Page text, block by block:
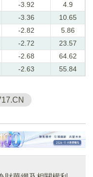
-3.92
4.9
-3.36
10.65
-2.82
5.86
-2.72
23.57
-2.68
64.62
-2.63 55.84